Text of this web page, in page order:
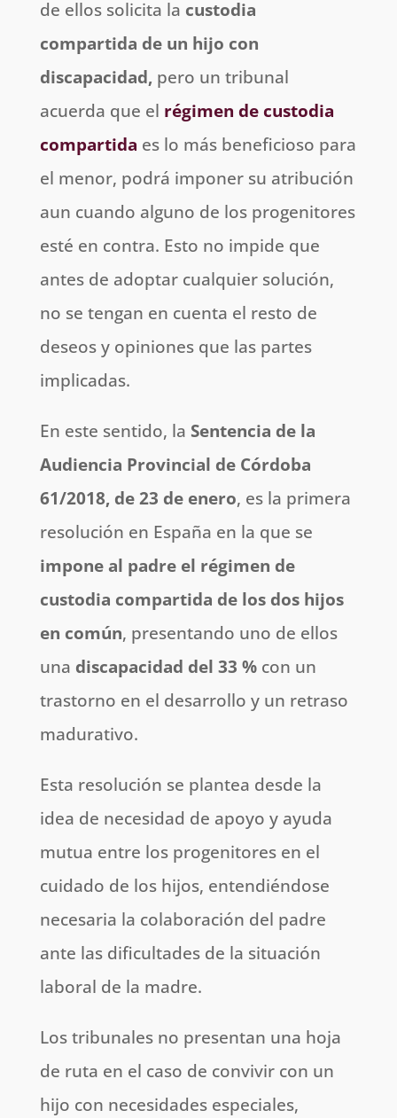
de ellos solicita la custodia
compartida de un hijo con
discapacidad, pero un tribunal
acuerda que el régimen de custodia
compartida es lo más beneficioso para
el menor, podrá imponer su atribución
aun cuando alguno de los progenitores
esté en contra. Esto no impide que
antes de adoptar cualquier solución,
no se tengan en cuenta el resto de
deseos y opiniones que las partes
implicadas.
En este sentido, la Sentencia de la
Audiencia Provincial de Córdoba
61/2018, de 23 de enero, es la primera
resolución en España en la que se
impone al padre el régimen de
custodia compartida de los dos hijos
en común, presentando uno de ellos
una discapacidad del 33 %con un
trastorno en el desarrollo y un retraso
madurativo.
Esta resolución se plantea desde la
idea de necesidad de apoyo y ayuda
mutua entre los progenitores en el
cuidado de los hijos, entendiéndose
necesaria la colaboración del padre
ante las dificultades de la situación
laboral de la madre.
Los tribunales no presentan una hoja
de ruta en el caso de convivir con un
hijo con necesidades especiales,